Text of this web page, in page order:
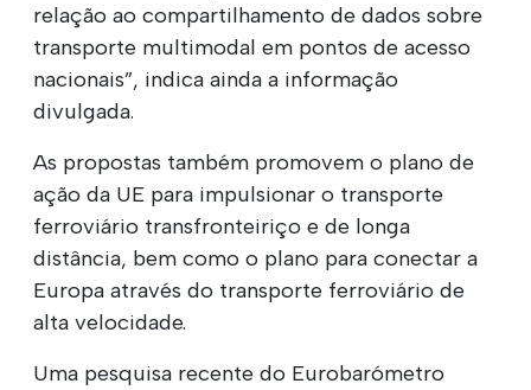
relação ao compartilhamento de dados sobre
transporte multimodal em pontos de acesso
nacionais”, indica ainda a informação
divulgada.
As propostas também promovem o plano de
ação da UE para impulsionar o transporte
ferroviário transfronteiriço e de longa
distância, bem como o plano para conectar a
Europa através do transporte ferroviário de
alta velocidade.
Uma pesquisa recente do Eurobarómetro